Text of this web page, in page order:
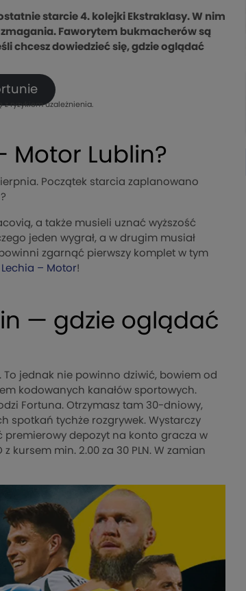
starcie 4. kolejki Ekstraklasy. W nim
Faworytem bukmacherów są
chcesz dowiedzieć się, gdzie oglądać
z ryzykiem uzależnienia.
Motor Lublin?
Początek starcia zaplanowano
a także musieli uznać wyższość
jeden wygrał, a w drugim musiał
zgarnąć pierwszy komplet w tym
– Motor!
— gdzie oglądać
jednak nie powinno dziwić, bowiem od
kodowanych kanałów sportowych.
Fortuna. Otrzymasz tam 30-dniowy,
spotkań tychże rozgrywek. Wystarczy
premierowy depozyt na konto gracza w
kursem min. 2.00 za 30 PLN. W zamian